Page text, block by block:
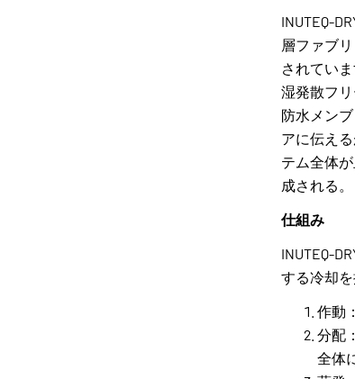
INUTEQ-
層ファブ
されてい
湿発散フ
防水メン
アに伝え
テム全体
成される。
仕組み
INUTEQ-
する冷却を
作動
分配
全体